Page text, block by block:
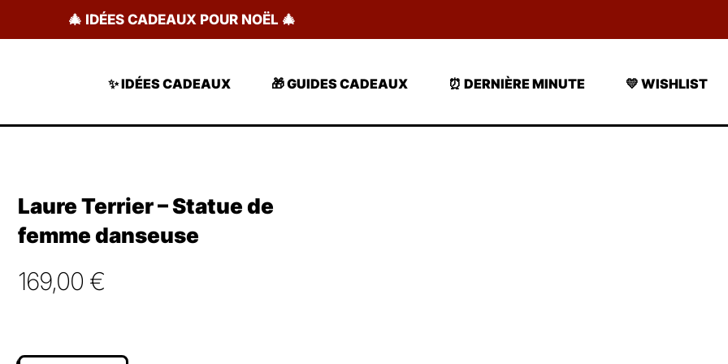
🎄 IDÉES CADEAUX POUR NOËL 🎄
✨ IDÉES CADEAUX 🎁 GUIDES CADEAUX ⏰ DERNIÈRE MINUTE 💛 WISHLIST
Laure Terrier – Statue de
femme danseuse
169,00 €